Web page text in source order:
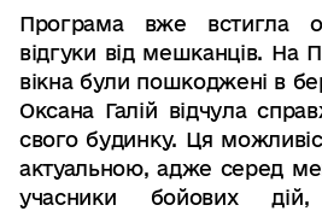
Програма вже встигла
відгуки від мешканців. На
вікна були пошкоджені в
Оксана Галій відчула
свого будинку. Ця
актуальною, адже серед
учасники бойових